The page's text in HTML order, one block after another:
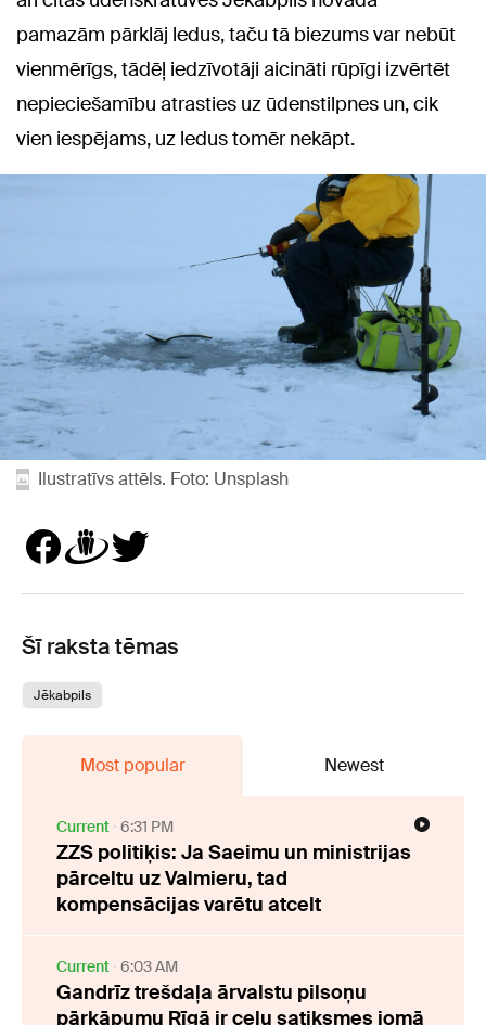
pamazām pārklāj ledus, taču tā biezums var nebūt
vienmērīgs, tādēļ iedzīvotāji aicināti rūpīgi izvērtēt
nepieciešamību atrasties uz ūdenstilpnes un, cik
vien iespējams, uz ledus tomēr nekāpt.
Ilustratīvs attēls. Foto: Unsplash
Šī raksta tēmas
Jēkabpils
Most popular Newest
Current 6:31 PM
ZZS politiķis: Ja Saeimu un ministrijas
pārceltu uz Valmieru, tad
kompensācijas varētu atcelt
Current 6:03 AM
Gandrīz trešdaļa ārvalstu pilsoņu
pārkāpumu Rīgā ir ceļu satiksmes jomā